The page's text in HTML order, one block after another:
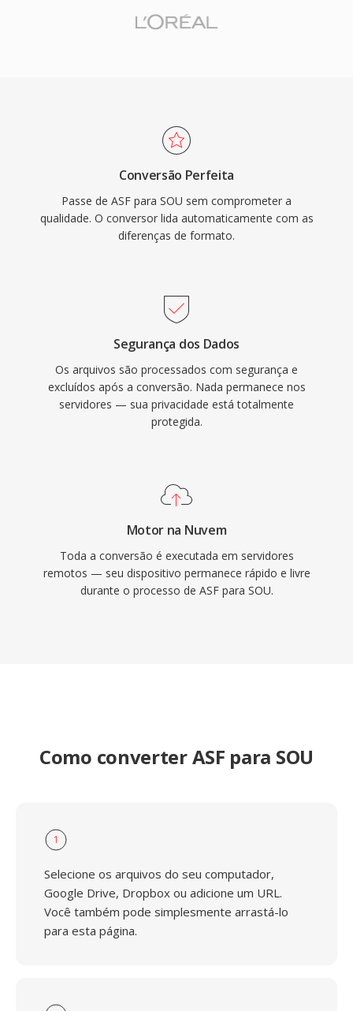
Conversão Perfeita
Passe de ASF para SOU sem comprometer a
qualidade. O conversor lida automaticamente com as
diferenças de formato.
Segurança dos Dados
Os arquivos são processados com segurança e
excluídos após a conversão. Nada permanece nos
servidores — sua privacidade está totalmente
protegida.
Motor na Nuvem
Toda a conversão é executada em servidores
remotos — seu dispositivo permanece rápido e livre
durante o processo de ASF para SOU.
Como converter ASF para SOU
1
Selecione os arquivos do seu computador,
Google Drive, Dropbox ou adicione um URL.
Você também pode simplesmente arrastá-lo
para esta página.